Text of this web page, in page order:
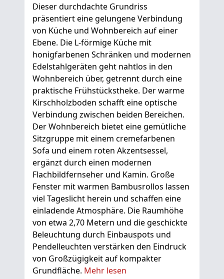
Dieser durchdachte Grundriss
präsentiert eine gelungene Verbindung
von Küche und Wohnbereich auf einer
Ebene. Die L-förmige Küche mit
honigfarbenen Schränken und modernen
Edelstahlgeräten geht nahtlos in den
Wohnbereich über, getrennt durch eine
praktische Frühstückstheke. Der warme
Kirschholzboden schafft eine optische
Verbindung zwischen beiden Bereichen.
Der Wohnbereich bietet eine gemütliche
Sitzgruppe mit einem cremefarbenen
Sofa und einem roten Akzentsessel,
ergänzt durch einen modernen
Flachbildfernseher und Kamin. Große
Fenster mit warmen Bambusrollos lassen
viel Tageslicht herein und schaffen eine
einladende Atmosphäre. Die Raumhöhe
von etwa 2,70 Metern und die geschickte
Beleuchtung durch Einbauspots und
Pendelleuchten verstärken den Eindruck
von Großzügigkeit auf kompakter
Grundfläche. Mehr lesen